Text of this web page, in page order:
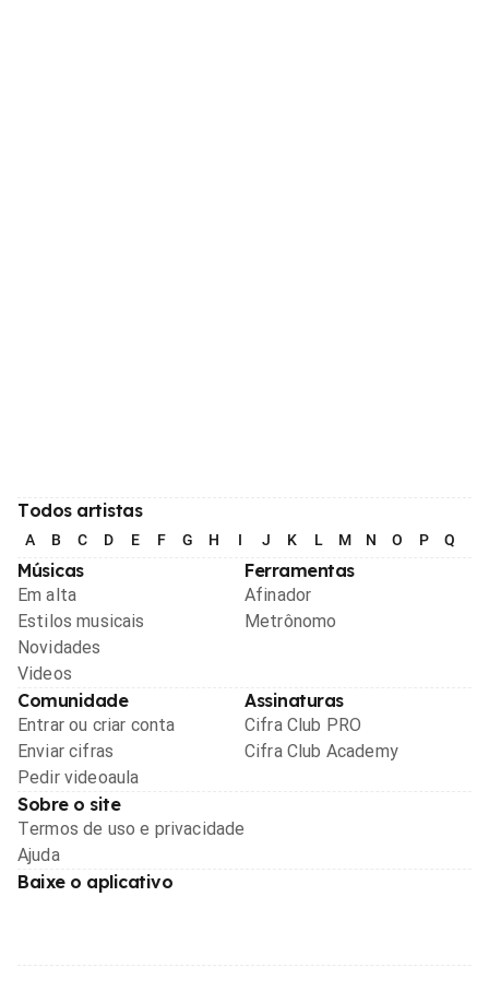
Todos artistas
A B C D E F G H I J K L M N O P Q
Músicas
Em alta
Estilos musicais
Novidades
Videos
Ferramentas
Afinador
Metrônomo
Comunidade
Entrar ou criar conta
Enviar cifras
Pedir videoaula
Assinaturas
Cifra Club PRO
Cifra Club Academy
Sobre o site
Termos de uso e privacidade
Ajuda
Baixe o aplicativo